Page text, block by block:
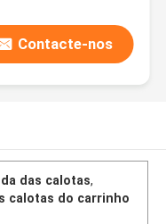
Contacte-nos
das calotas,
calotas do carrinho